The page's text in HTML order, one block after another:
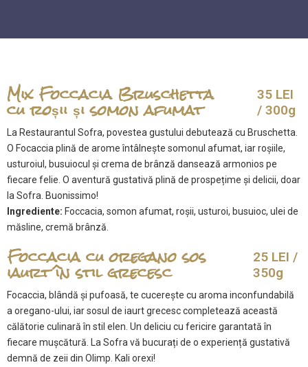
Mix Foccacia Bruschetta
cu roșii și somon afumat
35 LEI
/ 300g
La Restaurantul Sofra, povestea gustului debutează cu Bruschetta.
O Focaccia plină de arome întâlnește somonul afumat, iar roșiile,
usturoiul, busuiocul și crema de brânză dansează armonios pe
fiecare felie. O aventură gustativă plină de prospețime și delicii, doar
la Sofra. Buonissimo!
Ingrediente: Foccacia, somon afumat, roşii, usturoi, busuioc, ulei de
măsline, cremă brânză.
Foccacia cu oregano sos
iaurt în stil grecesc
25 LEI /
350g
Focaccia, blândă și pufoasă, te cucerește cu aroma inconfundabilă
a oregano-ului, iar sosul de iaurt grecesc completează această
călătorie culinară în stil elen. Un deliciu cu fericire garantată în
fiecare mușcătură. La Sofra vă bucurați de o experiență gustativă
demnă de zeii din Olimp. Kali orexi!